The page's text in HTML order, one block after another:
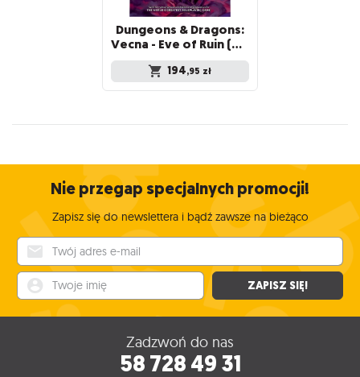
Dungeons & Dragons:
Vecna - Eve of Ruin (Hard Cover)
194,95 zł
Nie przegap specjalnych promocji!
Zapisz się do newslettera i bądź zawsze na bieżąco
ZAPISZ SIĘ!
Zadzwoń do nas
58 728 49 31